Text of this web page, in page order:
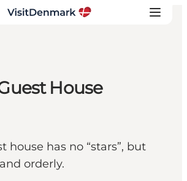
voyage
House
house has no “stars”, but
orderly.